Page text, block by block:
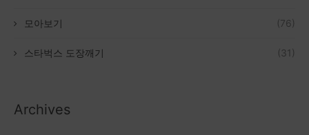
모아보기 (76)
스타벅스 도장깨기 (31)
Archives